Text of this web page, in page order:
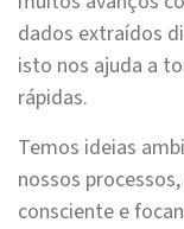
dados extraídos
isto nos ajuda a
rápidas.
Temos ideias
nossos
consciente e